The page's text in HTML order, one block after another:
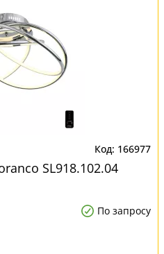
166977
SL918.102.04
По запросу